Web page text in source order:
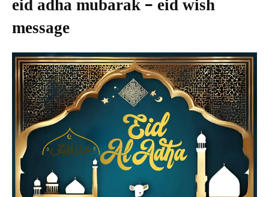
eid adha mubarak – eid wish
message